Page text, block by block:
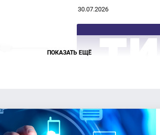
30.07.2026
Состоялось заседание
Территориальной
комиссии
24.07.2026
ПОКАЗАТЬ ЕЩЁ